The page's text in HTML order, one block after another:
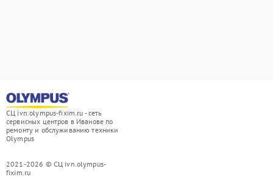
СЦ ivn.olympus-fixim.ru - сеть
сервисных центров в Иванове по
ремонту и обслуживанию техники
Olympus
2021-2026 © СЦ ivn.olympus-
fixim.ru